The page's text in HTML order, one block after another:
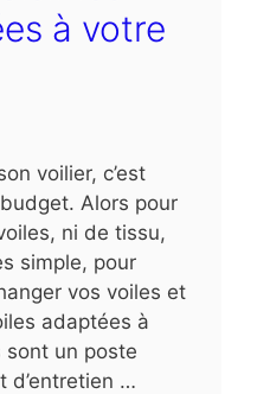
à votre
voilier, c’est
Alors pour
ni de tissu,
simple, pour
vos voiles et
adaptées à
sont un poste
d’entretien …